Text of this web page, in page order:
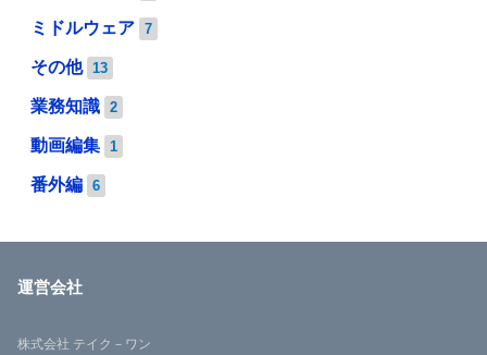
ミドルウェア 7
その他 13
業務知識 2
動画編集 1
番外編 6
運営会社
株式会社 テイク－ワン